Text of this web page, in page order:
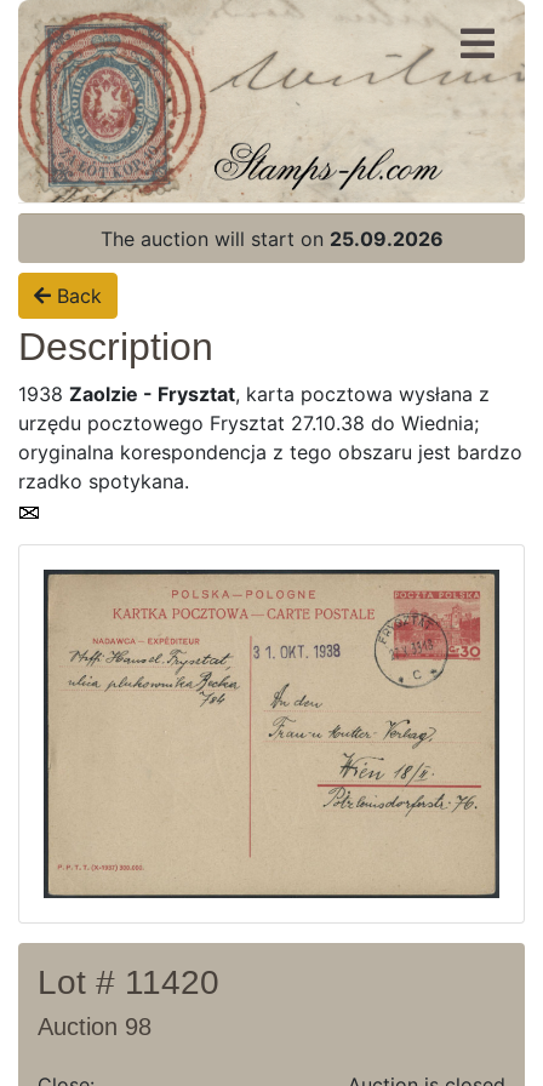
Register
Login
Home page
Current auction
Recent result
Archive
Regulation
The auction will start on 25.09.2026
Back
Description
1938 Zaolzie - Frysztat, karta pocztowa wysłana z
urzędu pocztowego Frysztat 27.10.38 do Wiednia;
oryginalna korespondencja z tego obszaru jest bardzo
rzadko spotykana.
Lot # 11420
Auction 98